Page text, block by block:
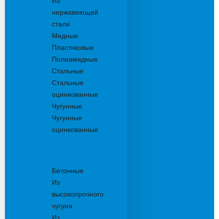
нержавеющей
стали
Медные
Пластиковые
Полиамидные
Стальные
Стальные
оцинкованные
Чугунные
Чугунные
оцинкованные
Бетонные
Из
высокопрочного
чугуна